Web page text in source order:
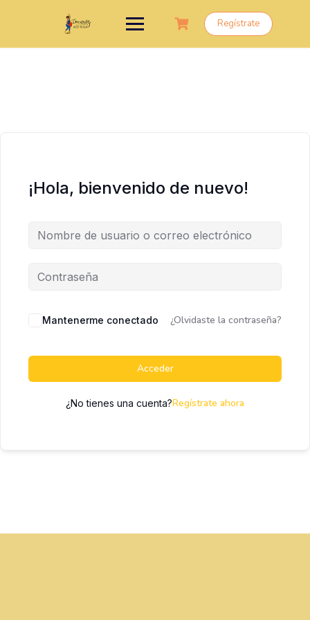
Regístrate
¡Hola, bienvenido de nuevo!
Mantenerme conectado ¿Olvidaste la contraseña?
Acceder
¿No tienes una cuenta?Regístrate ahora